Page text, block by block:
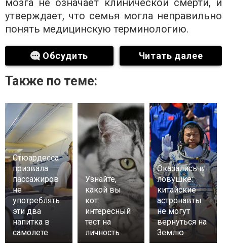
утверждает, что семья могла неправильно
понять медицинскую терминологию.
Обсудить Читать далее
Также по теме:
Стюардесса
призвала
пассажиров
не
употреблять
эти два
напитка в
самолете
Узнайте,
какой вы
кот:
интересный
тест на
личность
Оказались в
ловушке:
китайские
астронавты
не могут
вернуться на
Землю